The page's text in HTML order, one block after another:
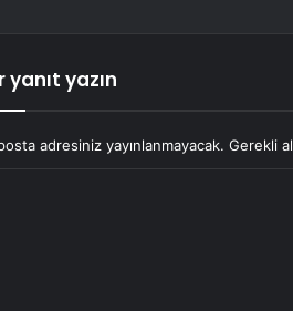
yanıt yazın
adresiniz yayınlanmayacak. Gerekli